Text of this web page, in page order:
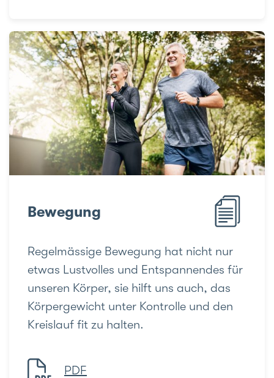
Bewegung
Regelmässige Bewegung hat nicht nur
etwas Lustvolles und Entspannendes für
unseren Körper, sie hilft uns auch, das
Körpergewicht unter Kontrolle und den
Kreislauf fit zu halten.
PDF